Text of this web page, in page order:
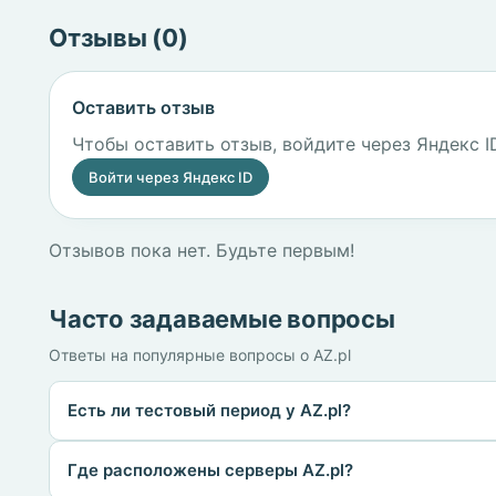
Отзывы (0)
Оставить отзыв
Чтобы оставить отзыв, войдите через Яндекс
Войти через Яндекс ID
Отзывов пока нет. Будьте первым!
Часто задаваемые вопросы
Ответы на популярные вопросы о AZ.pl
Есть ли тестовый период у AZ.pl?
Где расположены серверы AZ.pl?